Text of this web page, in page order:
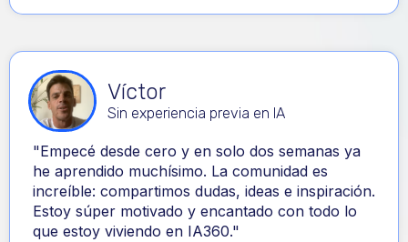
Víctor
Sin experiencia previa en IA
"Empecé desde cero y en solo dos semanas ya
he aprendido muchísimo. La comunidad es
increíble: compartimos dudas, ideas e inspiración.
Estoy súper motivado y encantado con todo lo
que estoy viviendo en IA360."